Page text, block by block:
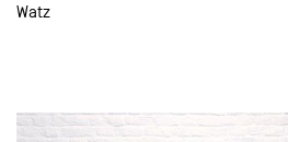
Watz